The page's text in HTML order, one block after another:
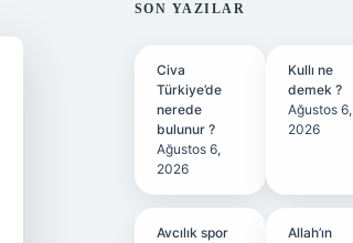
SIDEBAR
SON YAZILAR
Civa
Türkiye’de
nerede
bulunur ?
Ağustos 6,
2026
Kullı ne
demek ?
Ağustos 6,
2026
Avcılık spor
Allah’ın